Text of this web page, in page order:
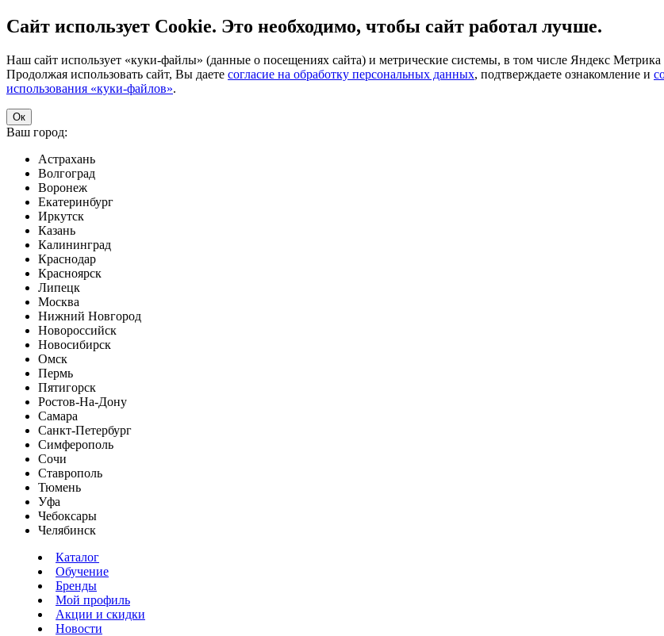
Сайт использует Cookie. Это необходимо, чтобы сайт работал лучше.
Наш сайт использует «куки-файлы» (данные о посещениях сайта) и метрические системы, в том числе Яндекс
Продолжая использовать сайт, Вы даете согласие на обработку персональных данных, подтверждаете ознакомление и
использования «куки-файлов».
Ок
Ваш город:
Астрахань
Волгоград
Воронеж
Екатеринбург
Иркутск
Казань
Калининград
Краснодар
Красноярск
Липецк
Москва
Нижний Новгород
Новороссийск
Новосибирск
Омск
Пермь
Пятигорск
Ростов-На-Дону
Самара
Санкт-Петербург
Симферополь
Сочи
Ставрополь
Тюмень
Уфа
Чебоксары
Челябинск
Каталог
Обучение
Бренды
Мой профиль
Акции и скидки
Новости